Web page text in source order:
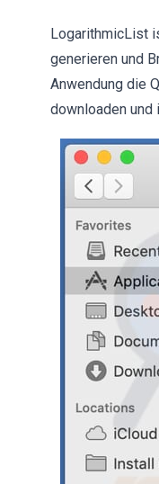
LogarithmicList
generieren und
Anwendung die
downloaden